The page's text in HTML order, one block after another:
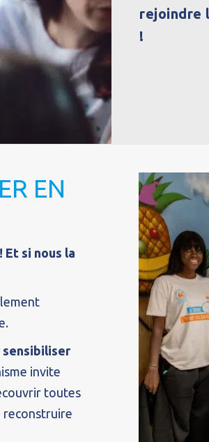
rejoindre
!
EN
Et si nous la
sensibiliser
invite
toutes
reconstruire